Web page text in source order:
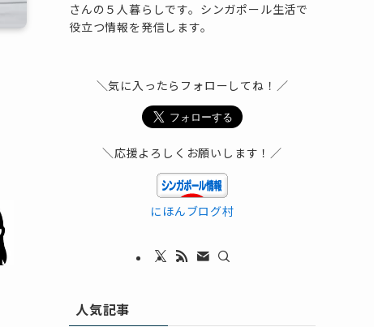
さんの５人暮らしです。シンガポール生活で
役立つ情報を発信します。
＼気に入ったらフォローしてね！／
＼応援よろしくお願いします！／
にほんブログ村
人気記事